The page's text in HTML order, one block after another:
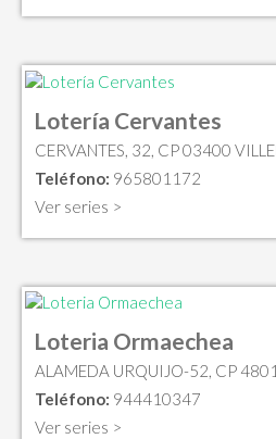
Lotería Cervantes
CERVANTES, 32, CP 03400
Teléfono: 965801172
Ver series >
Loteria Ormaechea
ALAMEDA URQUIJO-52, CP
Teléfono: 944410347
Ver series >